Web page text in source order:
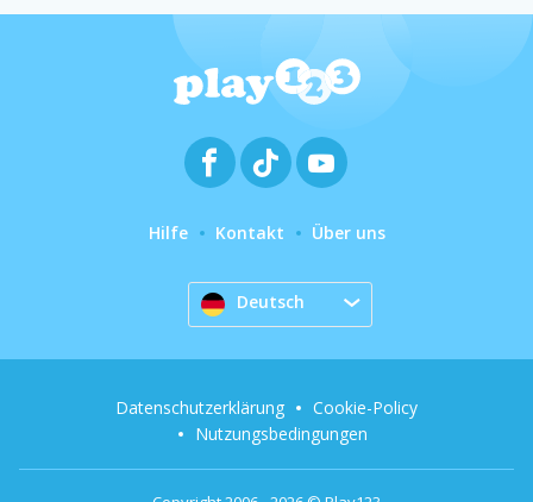
Hilfe Kontakt Über uns
Deutsch
Datenschutzerklärung
Cookie-Policy
Nutzungsbedingungen